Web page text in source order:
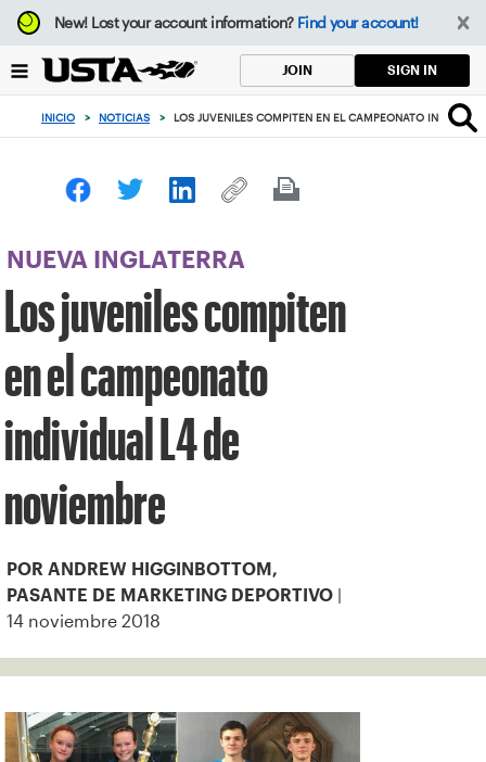
Enfoque
desde
botón
volver
principio
New!Lost your account information? Find your account!
JOIN SIGN IN
INICIO > NOTICIAS > LOS JUVENILES COMPITEN EN EL CAMPEONATO
NUEVA INGLATERRA
Los juveniles compiten
en el campeonato
individual L4 de
noviembre
POR ANDREW HIGGINBOTTOM,
PASANTE DE MARKETING DEPORTIVO
14 noviembre 2018